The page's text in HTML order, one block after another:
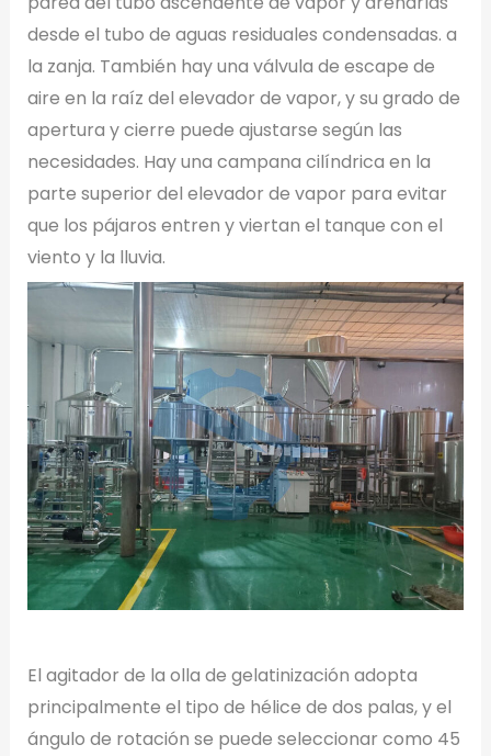
desde el tubo de aguas residuales condensadas. a
la zanja. También hay una válvula de escape de
aire en la raíz del elevador de vapor, y su grado de
apertura y cierre puede ajustarse según las
necesidades. Hay una campana cilíndrica en la
parte superior del elevador de vapor para evitar
que los pájaros entren y viertan el tanque con el
viento y la lluvia.
El agitador de la olla de gelatinización adopta
principalmente el tipo de hélice de dos palas, y el
ángulo de rotación se puede seleccionar como 45